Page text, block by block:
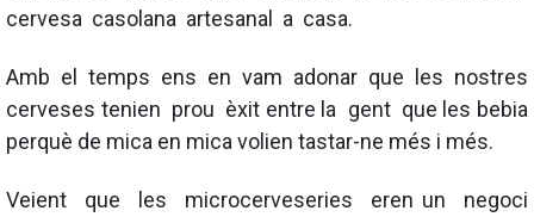
cervesa casolana artesanal a casa.
Amb el temps ens en vam adonar que les nostres
cerveses tenien prou èxit entre la gent que les bebia
perquè de mica en mica volien tastar-ne més i més.
Veient que les microcerveseries eren un negoci